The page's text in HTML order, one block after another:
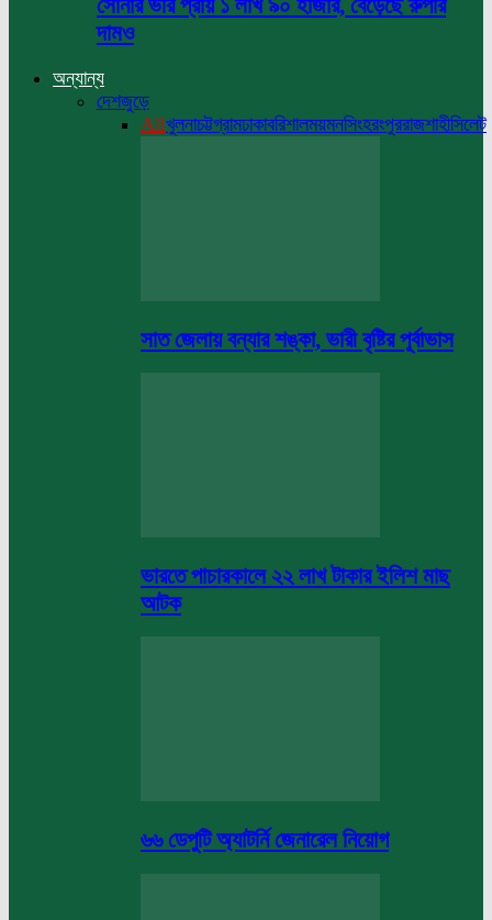
সোনার ভরি প্রায় ১ লাখ ৯০ হাজার, বেড়েছে রুপার
দামও
অন্যান্য
দেশজুড়ে
Allখুলনাচট্টগ্রামঢাকাবরিশালময়মনসিংহরংপুররাজশাহীসিলেট
সাত জেলায় বন্যার শঙ্কা, ভারী বৃষ্টির পূর্বাভাস
ভারতে পাচারকালে ২২ লাখ টাকার ইলিশ মাছ
আটক
৬৬ ডেপুটি অ্যাটর্নি জেনারেল নিয়োগ